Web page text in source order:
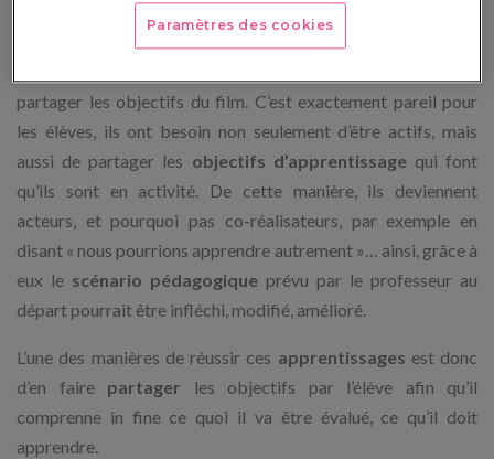
(l’enseignant) ne partage pas avec les acteurs (les élèves) le
but du film et le sens des émotions à transmettre, le film sera
partager les objectifs du film. C’est exactement pareil pour
les élèves, ils ont besoin non seulement d’être actifs, mais
aussi de partager les objectifs d’apprentissagequi font
qu’ils sont en activité. De cette manière, ils deviennent
acteurs, et pourquoi pas co-réalisateurs, par exemple en
disant « nous pourrions apprendre autrement »… ainsi, grâce à
eux le scénario pédagogique prévu par le professeur au
départ pourrait être infléchi, modifié, amélioré.
L’une des manières de réussir ces apprentissages est donc
d’en faire partager les objectifs par l’élève afin qu’il
comprenne in fine ce quoi il va être évalué, ce qu’il doit
apprendre.
Paramètres des cookies